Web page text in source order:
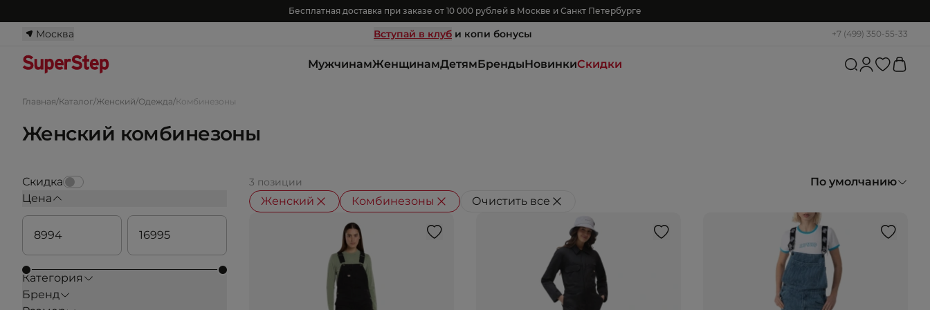
Бесплатная доставка при заказе от 10 000 рублей в Москве и Санкт Петербурге
Москва Вступай в клуб и копи бонусы +7 (499) 350-55-33
МужчинамЖенщинамДетямБрендыНовинкиСкидки
Главная/Каталог/Женский/Одежда/Комбинезоны
Женский комбинезоны
Скидка
Цена
Категория
Бренд
3 позиции
По умолчанию
Женский
Комбинезоны Очистить все